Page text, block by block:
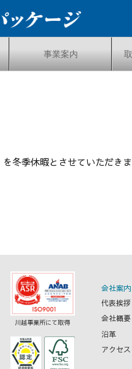
事業案内
冬季休暇とさせていただきま
川越事業所にて取得
会社案内
代表挨拶
会社概要
沿革
アクセス